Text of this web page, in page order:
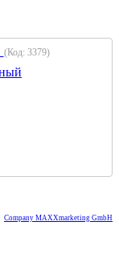
(Код: 3379)
Company MAXXmarketing GmbH